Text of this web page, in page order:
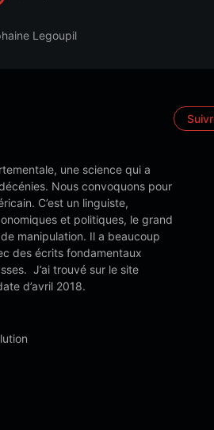
Legoupil
une science qui a
Nous convoquons pour
C’est un linguiste,
et politiques, le grand
manipulation. Il a beaucoup
des écrits fondamentaux
J’ai trouvé sur le site
d’avril 2018.